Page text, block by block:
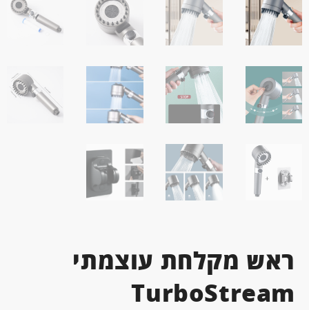
ראש מקלחת עוצמתי
TurboStream